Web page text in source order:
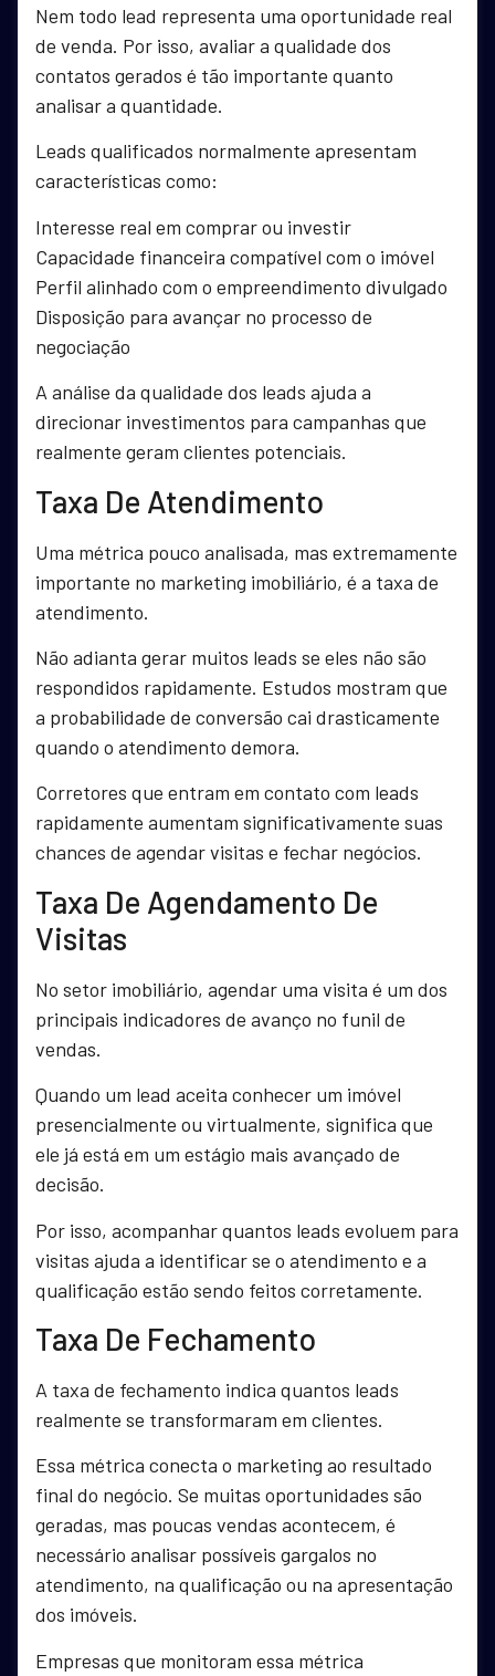
Nem todo lead representa uma oportunidade real
de venda. Por isso, avaliar a qualidade dos
contatos gerados é tão importante quanto
analisar a quantidade.
Leads qualificados normalmente apresentam
características como:
Interesse real em comprar ou investir
Capacidade financeira compatível com o imóvel
Perfil alinhado com o empreendimento divulgado
Disposição para avançar no processo de
negociação
A análise da qualidade dos leads ajuda a
direcionar investimentos para campanhas que
realmente geram clientes potenciais.
Taxa De Atendimento
Uma métrica pouco analisada, mas extremamente
importante no marketing imobiliário, é a taxa de
atendimento.
Não adianta gerar muitos leads se eles não são
respondidos rapidamente. Estudos mostram que
a probabilidade de conversão cai drasticamente
quando o atendimento demora.
Corretores que entram em contato com leads
rapidamente aumentam significativamente suas
chances de agendar visitas e fechar negócios.
Taxa De Agendamento De
Visitas
No setor imobiliário, agendar uma visita é um dos
principais indicadores de avanço no funil de
vendas.
Quando um lead aceita conhecer um imóvel
presencialmente ou virtualmente, significa que
ele já está em um estágio mais avançado de
decisão.
Por isso, acompanhar quantos leads evoluem para
visitas ajuda a identificar se o atendimento e a
qualificação estão sendo feitos corretamente.
Taxa De Fechamento
A taxa de fechamento indica quantos leads
realmente se transformaram em clientes.
Essa métrica conecta o marketing ao resultado
final do negócio. Se muitas oportunidades são
geradas, mas poucas vendas acontecem, é
necessário analisar possíveis gargalos no
atendimento, na qualificação ou na apresentação
dos imóveis.
Empresas que monitoram essa métrica